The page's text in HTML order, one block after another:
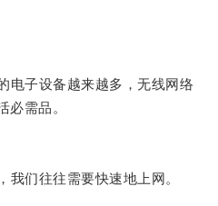
子设备越来越多，无线网络
必需品。
们往往需要快速地上网。